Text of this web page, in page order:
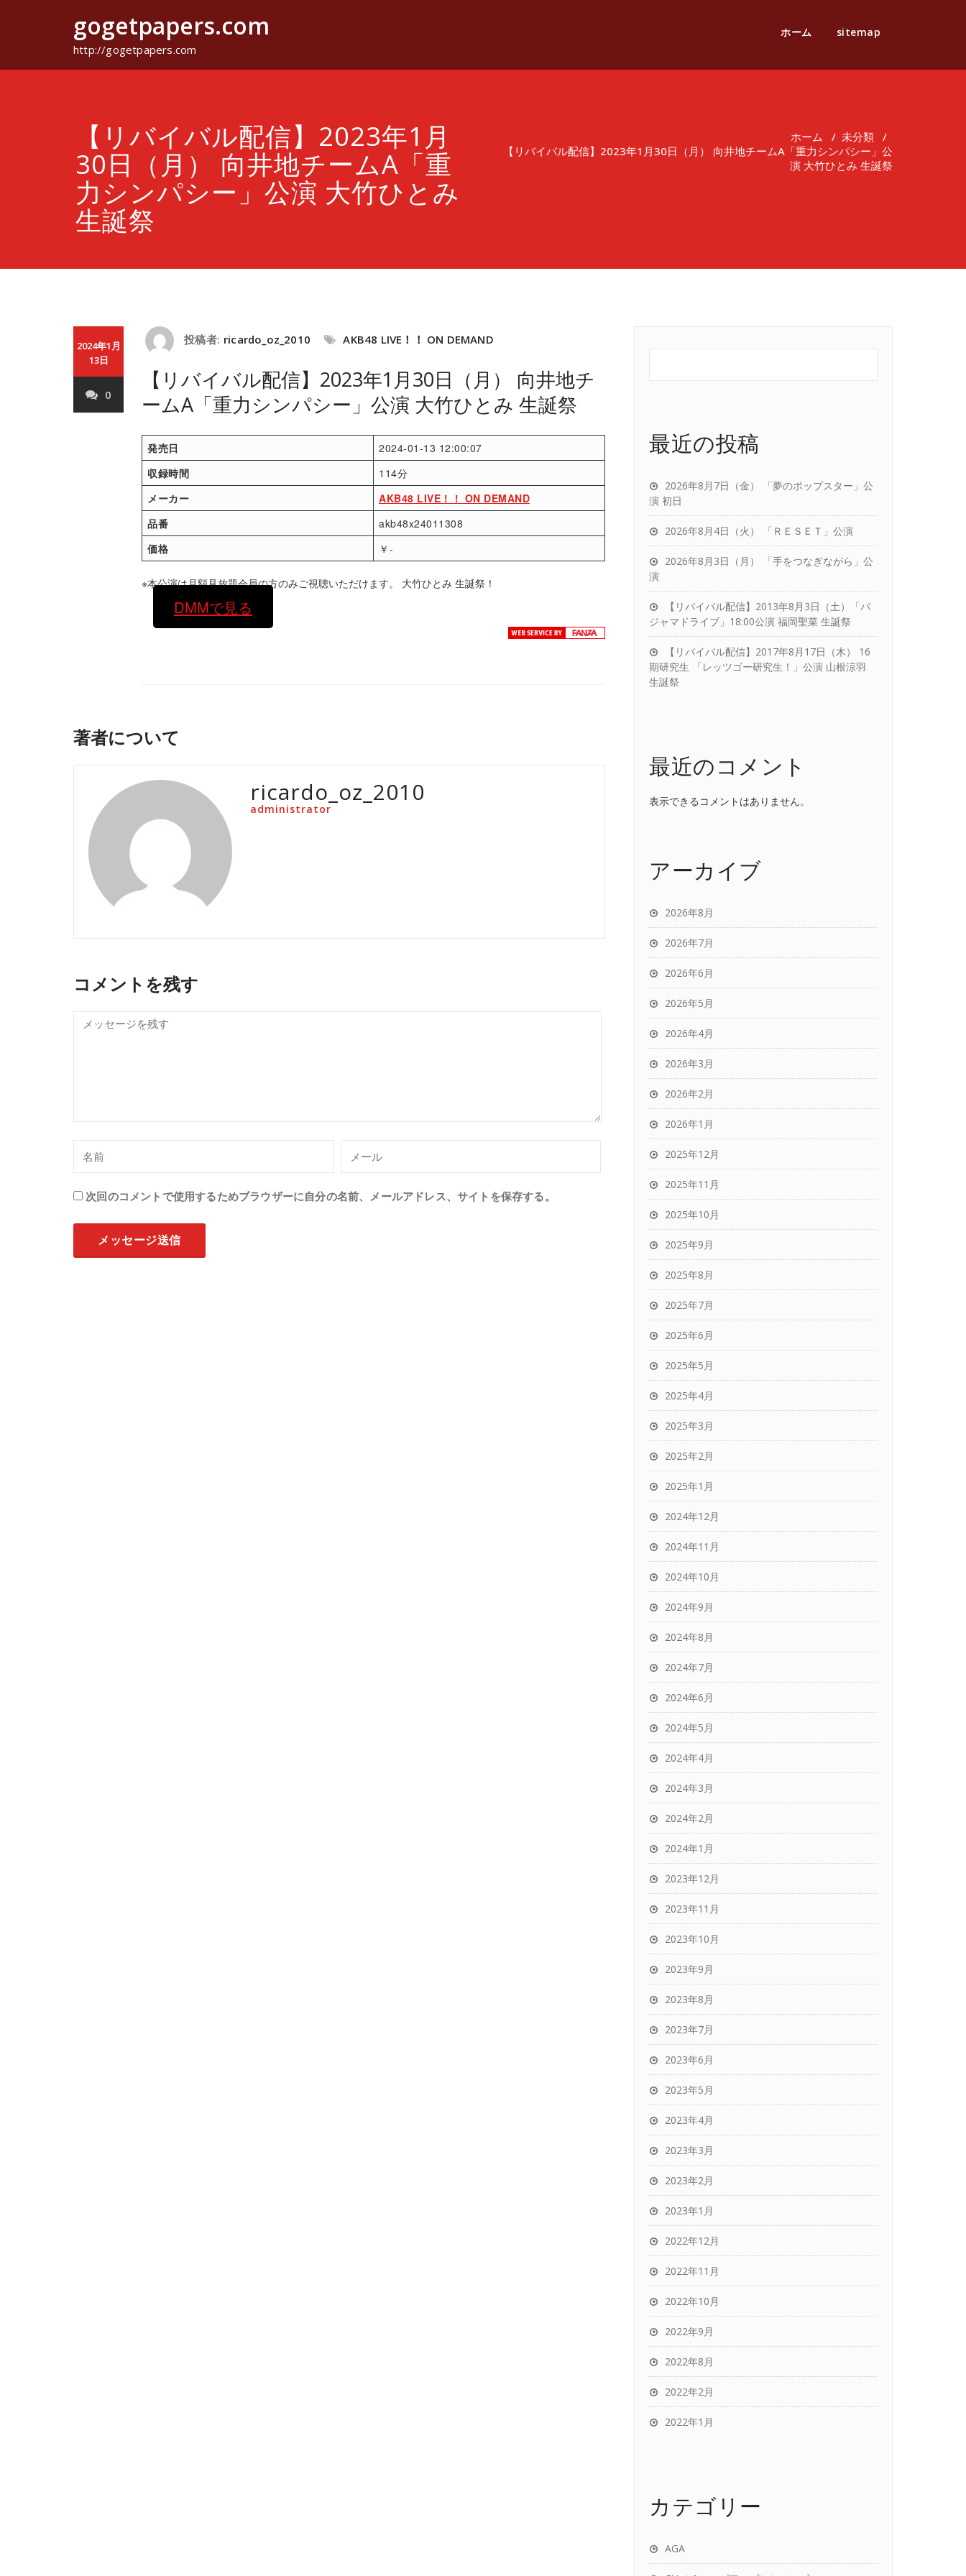
gogetpapers.com
http://gogetpapers.com
ホーム sitemap
【リバイバル配信】2023年1月
30日（月） 向井地チームA「重
力シンパシー」公演 大竹ひとみ
生誕祭
ホーム / 未分類 /
【リバイバル配信】2023年1月30日（月） 向井地チームA「重力シンパシー」公
演 大竹ひとみ 生誕祭
2024年1月
13日
0
投稿者: ricardo_oz_2010 AKB48 LIVE！！ ON DEMAND
【リバイバル配信】2023年1月30日（月） 向井地チ
ームA「重力シンパシー」公演 大竹ひとみ 生誕祭
発売日
2024-01-13 12:00:07
収録時間
114分
メーカー
AKB48 LIVE！！ ON DEMAND
品番
akb48x24011308
価格
￥-
※本公演は月額見放題会員の方のみご視聴いただけます。 大竹ひとみ 生誕祭！
DMMで見る
著者について
ricardo_oz_2010
administrator
コメントを残す
次回のコメントで使用するためブラウザーに自分の名前、メールアドレス、サイトを保存する。
最近の投稿
2026年8月7日（金） 「夢のポップスター」公
演 初日
2026年8月4日（火） 「ＲＥＳＥＴ」公演
2026年8月3日（月） 「手をつなぎながら」公
演
【リバイバル配信】2013年8月3日（土）「パ
ジャマドライブ」18:00公演 福岡聖菜 生誕祭
【リバイバル配信】2017年8月17日（木） 16
期研究生 「レッツゴー研究生！」公演 山根涼羽
生誕祭
最近のコメント
表示できるコメントはありません。
アーカイブ
2026年8月
2026年7月
2026年6月
2026年5月
2026年4月
2026年3月
2026年2月
2026年1月
2025年12月
2025年11月
2025年10月
2025年9月
2025年8月
2025年7月
2025年6月
2025年5月
2025年4月
2025年3月
2025年2月
2025年1月
2024年12月
2024年11月
2024年10月
2024年9月
2024年8月
2024年7月
2024年6月
2024年5月
2024年4月
2024年3月
2024年2月
2024年1月
2023年12月
2023年11月
2023年10月
2023年9月
2023年8月
2023年7月
2023年6月
2023年5月
2023年4月
2023年3月
2023年2月
2023年1月
2022年12月
2022年11月
2022年10月
2022年9月
2022年8月
2022年2月
2022年1月
カテゴリー
AGA